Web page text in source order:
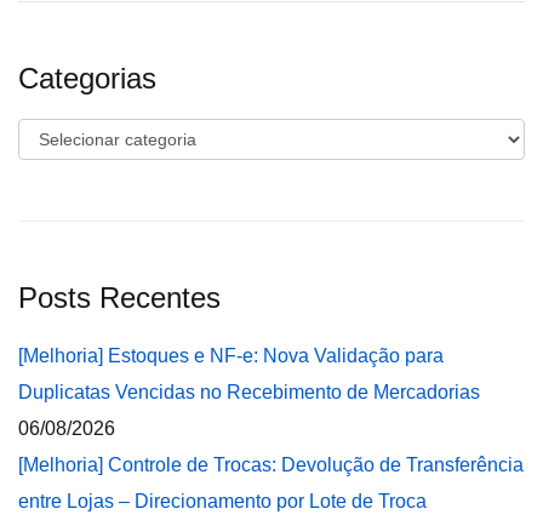
Categorias
Categorias
Posts Recentes
[Melhoria] Estoques e NF-e: Nova Validação para
Duplicatas Vencidas no Recebimento de Mercadorias
06/08/2026
[Melhoria] Controle de Trocas: Devolução de Transferência
entre Lojas – Direcionamento por Lote de Troca